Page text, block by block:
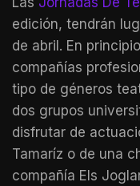
edición, tendrán
de abril. En
compañías
tipo de géneros
dos grupos
disfrutar de
Tamaríz o de una
compañía Els